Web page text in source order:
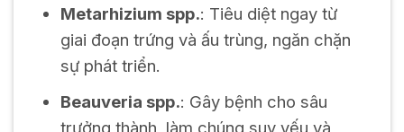
Metarhizium spp.: Tiêu diệt ngay từ
giai đoạn trứng và ấu trùng, ngăn chặn
sự phát triển.
Beauveria spp.: Gây bệnh cho sâu
trưởng thành, làm chúng suy yếu và